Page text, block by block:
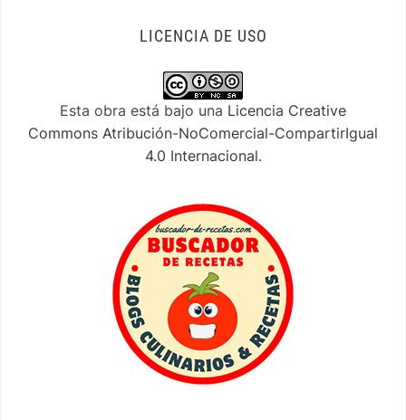
LICENCIA DE USO
Esta obra está bajo una Licencia Creative
Commons Atribución-NoComercial-CompartirIgual
4.0 Internacional.